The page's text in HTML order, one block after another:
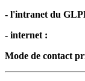
- l'intranet du
- internet :
Mode de contact